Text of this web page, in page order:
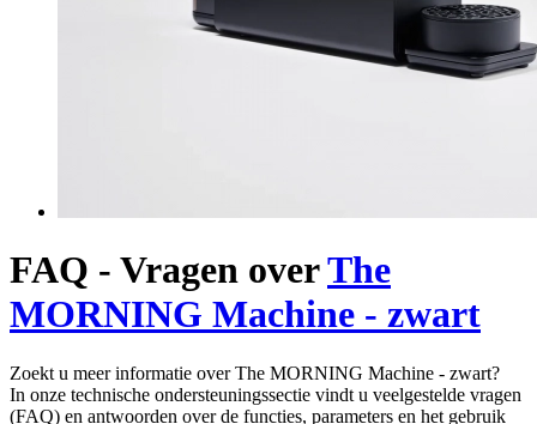
FAQ - Vragen overThe
MORNING Machine - zwart
Zoekt u meer informatie over The MORNING Machine - zwart?
In onze technische ondersteuningssectie vindt u veelgestelde vragen
(FAQ) en antwoorden over de functies, parameters en het gebruik